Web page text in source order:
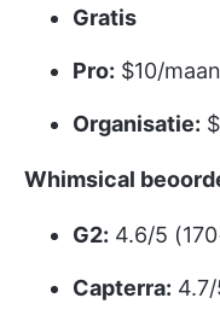
Gratis
Pro: $10/
Organisatie:
Whimsical
G2: 4.6/5
Capterra: